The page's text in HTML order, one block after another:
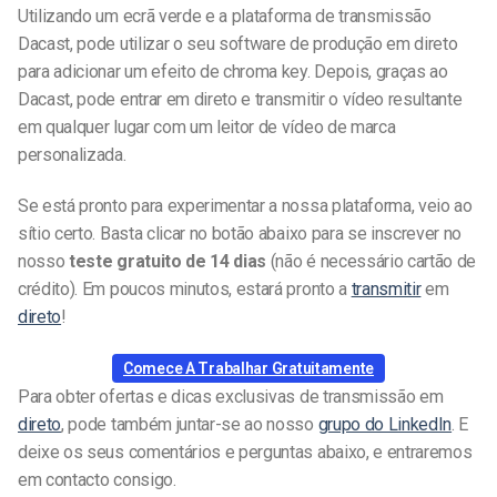
Utilizando um ecrã verde e a plataforma de transmissão
Dacast, pode utilizar o seu software de produção em direto
para adicionar um efeito de chroma key. Depois, graças ao
Dacast, pode entrar em direto e transmitir o vídeo resultante
em qualquer lugar com um leitor de vídeo de marca
personalizada.
Se está pronto para experimentar a nossa plataforma, veio ao
sítio certo. Basta clicar no botão abaixo para se inscrever no
nossoteste gratuito de 14 dias (não é necessário cartão de
crédito). Em poucos minutos, estará pronto a transmitirem
direto!
Comece A Trabalhar Gratuitamente
Para obter ofertas e dicas exclusivas de transmissão em
direto, pode também juntar-se ao nosso grupo do LinkedIn . E
deixe os seus comentários e perguntas abaixo, e entraremos
em contacto consigo.